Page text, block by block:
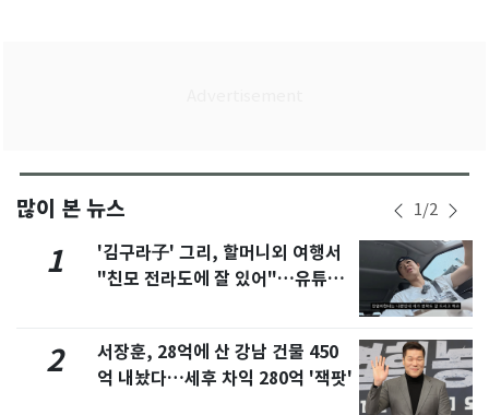
많이 본 뉴스 1/2
1
'김구라子' 그리, 할머니외 여행서
"친모 전라도에 잘 있어"…유튜브
2
서장훈, 28억에 산 강남 건물 450
억 내놨다…세후 차익 280억 '잭팟'